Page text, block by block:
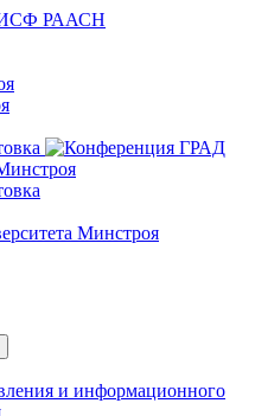
и информационного